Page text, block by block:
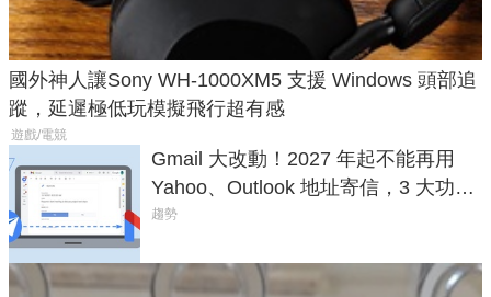
國外神人讓Sony WH-1000XM5 支援 Windows 頭部追
蹤，延遲極低玩模擬飛行超有感
遊戲/電競
Gmail 大改動！2027 年起不能再用
Yahoo、Outlook 地址寄信，3 大功能
將停用
趨勢